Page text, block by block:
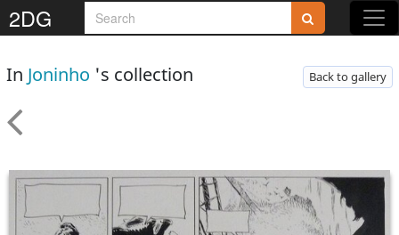
2DG
In Joninho 's collection Back to gallery